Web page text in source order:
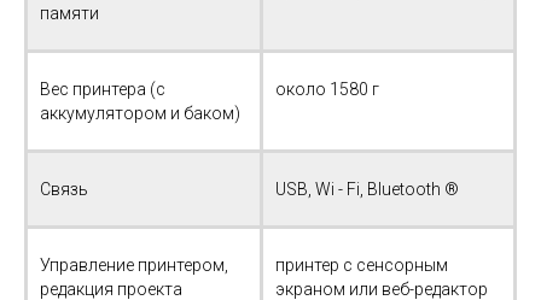
памяти
Вес принтера (с
аккумулятором и баком)
около 1580 г
Связь USB, Wi - Fi, Bluetooth ®
Управление принтером,
редакция проекта
принтер с сенсорным
экраном или веб-редактор